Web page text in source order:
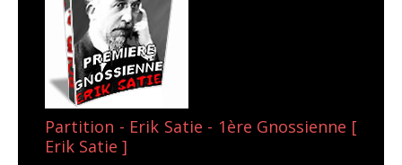
Partition - Erik Satie - 1ère Gnossienne [
Erik Satie ]